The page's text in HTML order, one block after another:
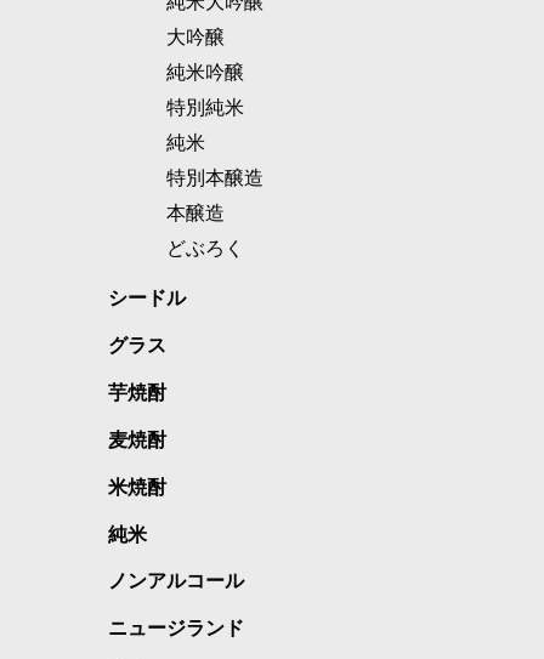
大吟醸
純米吟醸
特別純米
純米
特別本醸造
本醸造
どぶろく
シードル
グラス
芋焼酎
麦焼酎
米焼酎
純米
ノンアルコール
ニュージランド